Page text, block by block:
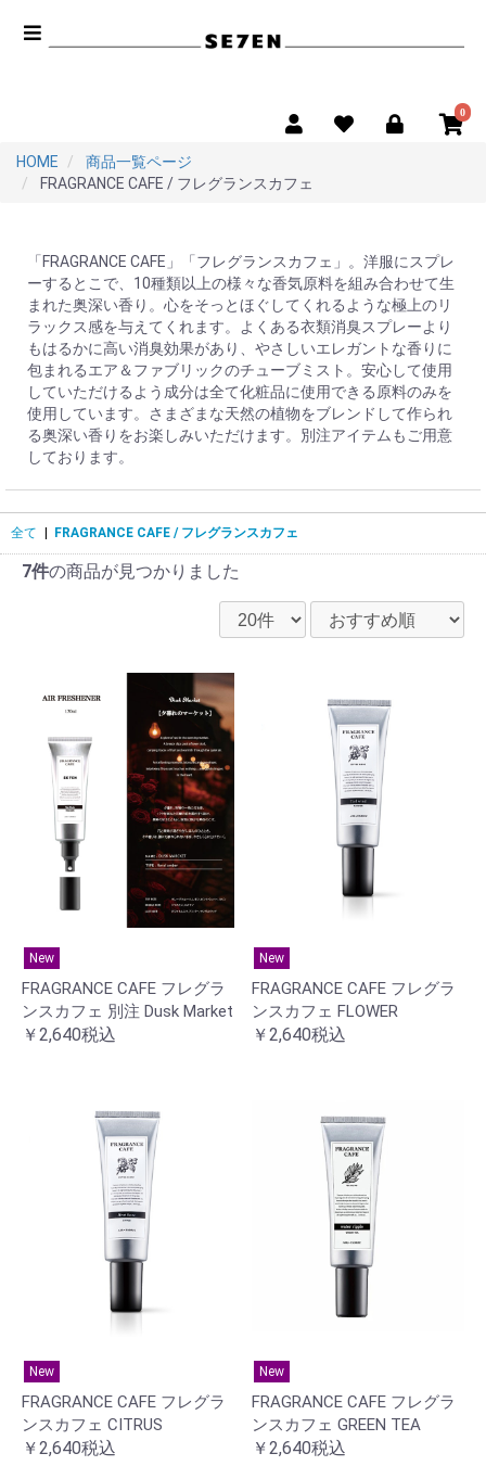
0
HOME
商品一覧ページ
FRAGRANCE CAFE / フレグランスカフェ
「FRAGRANCE CAFE」「フレグランスカフェ」。洋服にスプレ
ーするとこで、10種類以上の様々な香気原料を組み合わせて生
まれた奥深い香り。心をそっとほぐしてくれるような極上のリ
ラックス感を与えてくれます。よくある衣類消臭スプレーより
もはるかに高い消臭効果があり、やさしいエレガントな香りに
包まれるエア＆ファブリックのチューブミスト。安心して使用
していただけるよう成分は全て化粧品に使用できる原料のみを
使用しています。さまざまな天然の植物をブレンドして作られ
る奥深い香りをお楽しみいただけます。別注アイテムもご用意
しております。
全て FRAGRANCE CAFE / フレグランスカフェ
7件の商品が見つかりました
New
FRAGRANCE CAFE フレグラ
ンスカフェ 別注 Dusk Market
￥2,640税込
New
FRAGRANCE CAFE フレグラ
ンスカフェ FLOWER
￥2,640税込
New
FRAGRANCE CAFE フレグラ
ンスカフェ CITRUS
￥2,640税込
New
FRAGRANCE CAFE フレグラ
ンスカフェ GREEN TEA
￥2,640税込